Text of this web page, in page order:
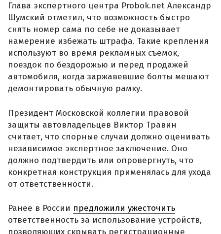
Глава экспертного центра Probok.net Александр
Шумский отметил, что возможность быстро
снять номер сама по себе не доказывает
намерение избежать штрафа. Такие крепления
используют во время рекламных съемок,
поездок по бездорожью и перед продажей
автомобиля, когда заржавевшие болты мешают
демонтировать обычную рамку.
Президент Московской коллегии правовой
защиты автовладельцев Виктор Травин
считает, что спорные случаи должно оценивать
независимое экспертное заключение. Оно
должно подтвердить или опровергнуть, что
конкретная конструкция применялась для ухода
от ответственности.
Ранее в России предложили ужесточить
ответственность за использование устройств,
позволяющих скрывать регистрационные